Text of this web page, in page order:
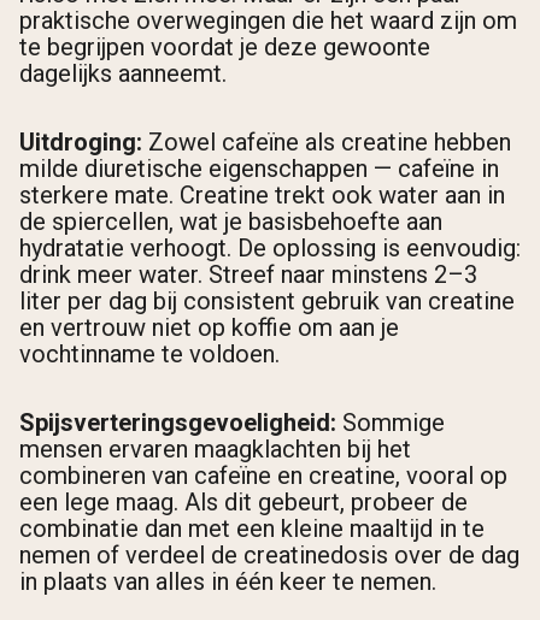
praktische overwegingen die het waard zijn om
te begrijpen voordat je deze gewoonte
dagelijks aanneemt.
Uitdroging: Zowel cafeïne als creatine hebben
milde diuretische eigenschappen — cafeïne in
sterkere mate. Creatine trekt ook water aan in
de spiercellen, wat je basisbehoefte aan
hydratatie verhoogt. De oplossing is eenvoudig:
drink meer water. Streef naar minstens 2–3
liter per dag bij consistent gebruik van creatine
en vertrouw niet op koffie om aan je
vochtinname te voldoen.
Spijsverteringsgevoeligheid: Sommige
mensen ervaren maagklachten bij het
combineren van cafeïne en creatine, vooral op
een lege maag. Als dit gebeurt, probeer de
combinatie dan met een kleine maaltijd in te
nemen of verdeel de creatinedosis over de dag
in plaats van alles in één keer te nemen.